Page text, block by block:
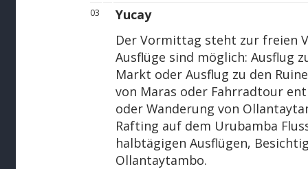
03
Yucay
Der Vormittag steht zur freien
Ausflüge sind möglich: Ausflug
Markt oder Ausflug zu den
von Maras oder Fahrradtour
oder Wanderung von
Rafting auf dem Urubamba
halbtägigen Ausflügen,
Ollantaytambo.